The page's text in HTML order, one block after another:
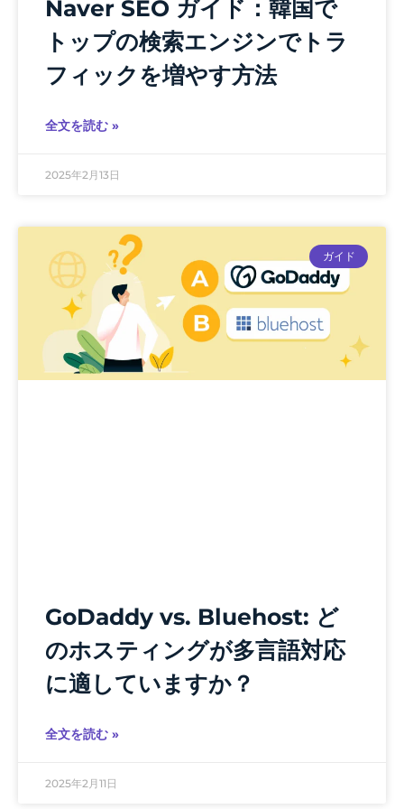
Naver SEO ガイド：韓国で
トップの検索エンジンでトラ
フィックを増やす方法
全文を読む »
2025年2月13日
ガイド
GoDaddy vs. Bluehost: ど
のホスティングが多言語対応
に適していますか？
全文を読む »
2025年2月11日